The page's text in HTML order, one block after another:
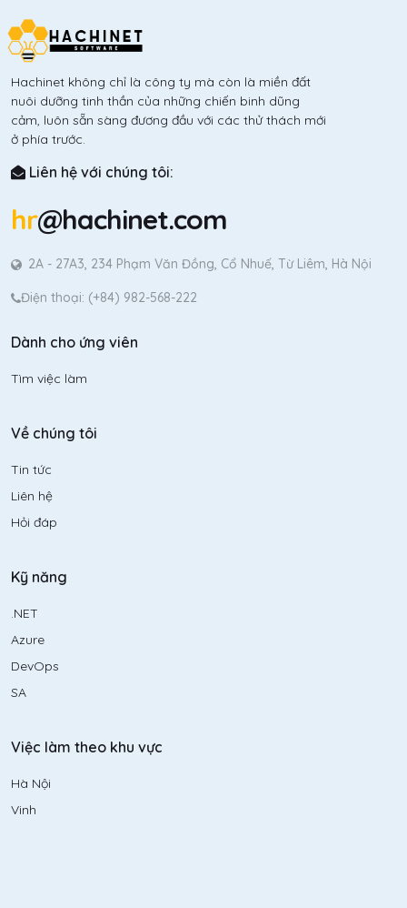
Hachinet không chỉ là công ty mà còn là miền đất
nuôi dưỡng tinh thần của những chiến binh dũng
cảm, luôn sẵn sàng đương đầu với các thử thách mới
ở phía trước.
Liên hệ với chúng tôi:
hr@hachinet.com
2A - 27A3, 234 Phạm Văn Đồng, Cổ Nhuế, Từ Liêm, Hà Nội
Điện thoại: (+84) 982-568-222
Dành cho ứng viên
Tìm việc làm
Về chúng tôi
Tin tức
Liên hệ
Hỏi đáp
Kỹ năng
.NET
Azure
DevOps
SA
Việc làm theo khu vực
Hà Nội
Vinh